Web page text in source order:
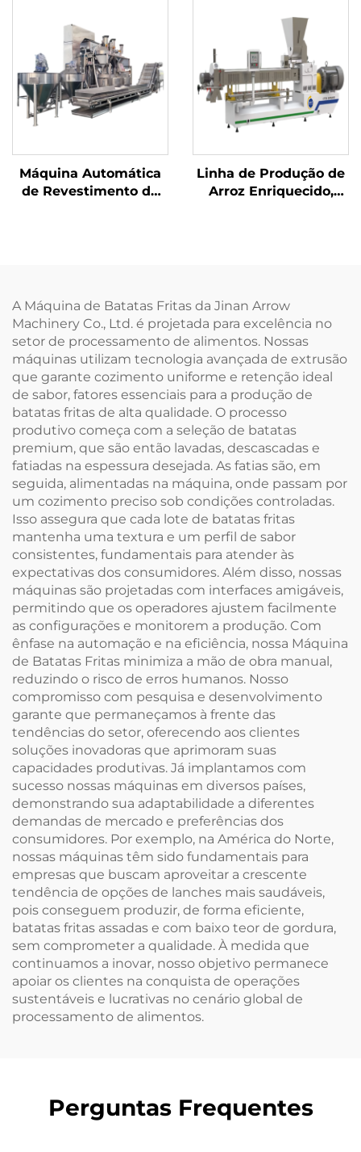
Máquina Automática
de Revestimento de
Linha de Produção de
Arroz Enriquecido,
A Máquina de Batatas Fritas da Jinan Arrow
Machinery Co., Ltd. é projetada para excelência no
setor de processamento de alimentos. Nossas
máquinas utilizam tecnologia avançada de extrusão
que garante cozimento uniforme e retenção ideal
de sabor, fatores essenciais para a produção de
batatas fritas de alta qualidade. O processo
produtivo começa com a seleção de batatas
premium, que são então lavadas, descascadas e
fatiadas na espessura desejada. As fatias são, em
seguida, alimentadas na máquina, onde passam por
um cozimento preciso sob condições controladas.
Isso assegura que cada lote de batatas fritas
mantenha uma textura e um perfil de sabor
consistentes, fundamentais para atender às
expectativas dos consumidores. Além disso, nossas
máquinas são projetadas com interfaces amigáveis,
permitindo que os operadores ajustem facilmente
as configurações e monitorem a produção. Com
ênfase na automação e na eficiência, nossa Máquina
de Batatas Fritas minimiza a mão de obra manual,
reduzindo o risco de erros humanos. Nosso
compromisso com pesquisa e desenvolvimento
garante que permaneçamos à frente das
tendências do setor, oferecendo aos clientes
soluções inovadoras que aprimoram suas
capacidades produtivas. Já implantamos com
sucesso nossas máquinas em diversos países,
demonstrando sua adaptabilidade a diferentes
demandas de mercado e preferências dos
consumidores. Por exemplo, na América do Norte,
nossas máquinas têm sido fundamentais para
empresas que buscam aproveitar a crescente
tendência de opções de lanches mais saudáveis,
pois conseguem produzir, de forma eficiente,
batatas fritas assadas e com baixo teor de gordura,
sem comprometer a qualidade. À medida que
continuamos a inovar, nosso objetivo permanece
apoiar os clientes na conquista de operações
sustentáveis e lucrativas no cenário global de
processamento de alimentos.
Perguntas Frequentes